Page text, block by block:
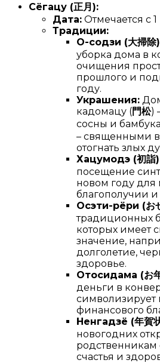
Сёгацу (正月 ):
Дата: Отмечается с
Традиции:
О-содзи (大掃除
уборка дома в
очищения
прошлого и
году.
Украшения:
кадомацу (門松)
сосны и
– священными
отогнать злых
Хацумодэ (初詣
посещение
новом году для
благополучии и
Осэти-рёри (お
традиционных
которых имеет
значение,
долголетие,
здоровье.
Отосидама (お
деньги в
символизирует
финансового
Ненгадзё (年賀
новогодних
счастья и